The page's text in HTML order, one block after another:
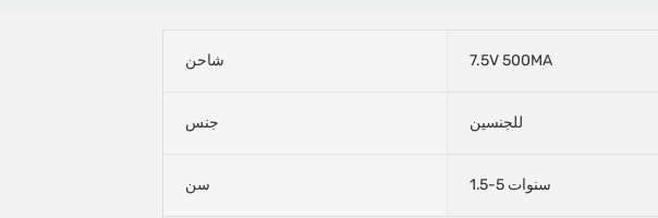
شاحن 7.5V 500MA
جنس للجنسين
سن 1.5-5 سنوات